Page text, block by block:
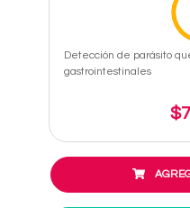
Detección de parásito
gastrointestinales